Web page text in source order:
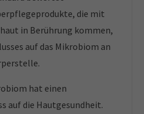
die mit
in Berührung kommen,
auf das Mikrobiom an
hat einen
auf die Hautgesundheit.